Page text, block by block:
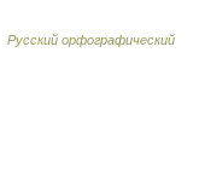
Русский орфографический